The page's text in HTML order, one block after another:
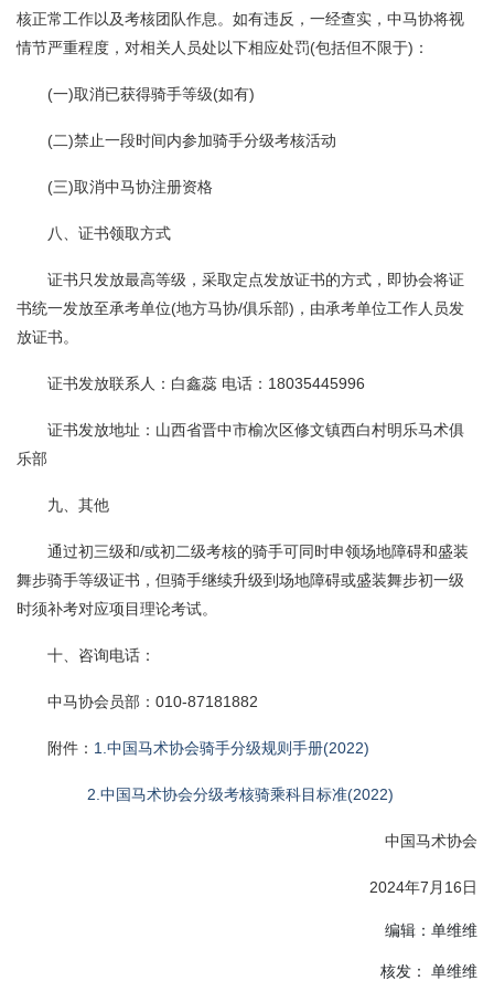
核正常工作以及考核团队作息。如有违反，一经查实，中马协将视
情节严重程度，对相关人员处以下相应处罚(包括但不限于)：
(一)取消已获得骑手等级(如有)
(二)禁止一段时间内参加骑手分级考核活动
(三)取消中马协注册资格
八、证书领取方式
证书只发放最高等级，采取定点发放证书的方式，即协会将证
书统一发放至承考单位(地方马协/俱乐部)，由承考单位工作人员发
放证书。
证书发放联系人：白鑫蕊 电话：18035445996
证书发放地址：山西省晋中市榆次区修文镇西白村明乐马术俱
乐部
九、其他
通过初三级和/或初二级考核的骑手可同时申领场地障碍和盛装
舞步骑手等级证书，但骑手继续升级到场地障碍或盛装舞步初一级
时须补考对应项目理论考试。
十、咨询电话：
中马协会员部：010-87181882
附件： 1. 中国马术协会骑手分级规则手册(2022)
2. 中国马术协会分级考核骑乘科目标准(2022)
中国马术协会
2024年7月16日
编辑：单维维
核发： 单维维